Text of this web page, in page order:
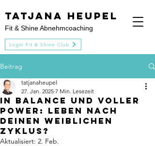
Tatjana heupel
Login Fit & Shine Club
Fit & Shine Abnehmcoaching
Beitrag
In Balance und voller
Power: Leben nach
deinen weiblichen
Zyklus?
tatjanaheupel
27. Jan. 2025 7 Min. Lesezeit
Aktualisiert: 2. Feb.